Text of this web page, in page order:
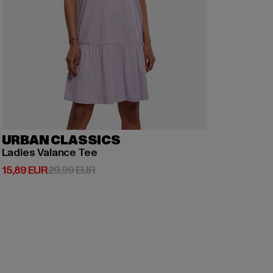
URBAN CLASSICS
Ladies Valance Tee
15,89 EUR
Derzeitiger Preis: 15,89 EUR
29,99 EURAktionspreis: 29,99 EUR